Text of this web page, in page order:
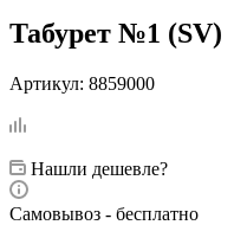
Табурет №1 (SV)
Артикул: 8859000
Нашли дешевле?
Самовывоз - бесплатно